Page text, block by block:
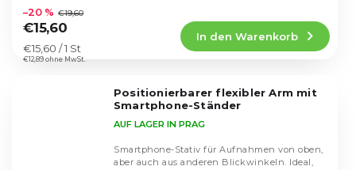
durchschnittliche
Produktbewertung
4,8
von
€12,89 ohne MwSt.
–20 % €19,60
€15,60
Verkaufspreis:
€15,60 / 1 St
In den Warenkorb
Positionierbarer flexibler Arm mit
Smartphone-Ständer
AUF LAGER IN PRAG
Smartphone-Stativ für Aufnahmen von oben,
aber auch aus anderen Blickwinkeln. Ideal,